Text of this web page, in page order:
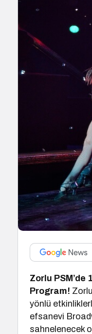
Zorlu
Program!
yönlü
efsanevi
sahnelenecek